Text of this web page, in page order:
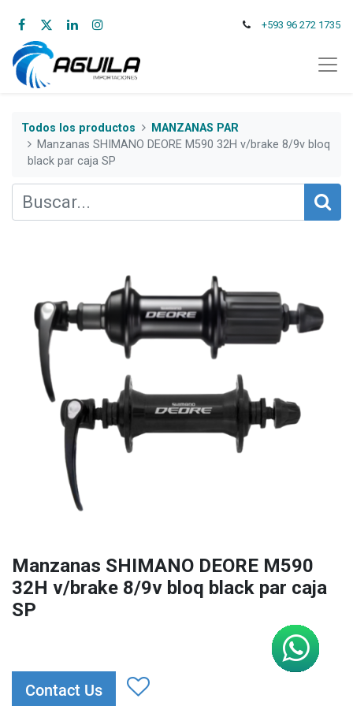
+593 96 272 1735
Todos los productos
MANZANAS PAR
Manzanas SHIMANO DEORE M590 32H v/brake 8/9v bloq
black par caja SP
Manzanas SHIMANO DEORE M590
32H v/brake 8/9v bloq black par caja
SP
Contact Us